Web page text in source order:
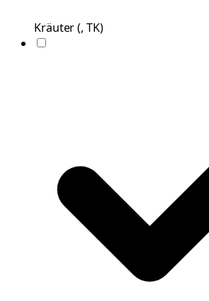
Kräuter(, TK)